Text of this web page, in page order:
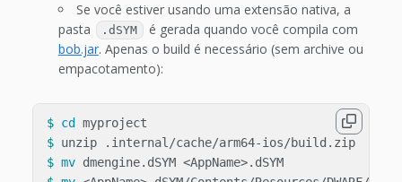
Se você estiver usando uma extensão nativa, a
pasta
.dSYM
é gerada quando você compila com
bob.jar. Apenas o build é necessário (sem archive ou
empacotamento):
$ cd
$
$ mv